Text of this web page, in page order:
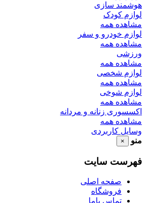
هوشمند سازی
لوازم کودک
مشاهده همه
لوازم خودرو و سفر
مشاهده همه
ورزشی
مشاهده همه
لوازم شخصی
مشاهده همه
لوازم شوخی
مشاهده همه
اکسسوری زنانه و مردانه
مشاهده همه
وسایل کاربردی
منو
×
فهرست سایت
صفحه اصلی
فروشگاه
تماس باما